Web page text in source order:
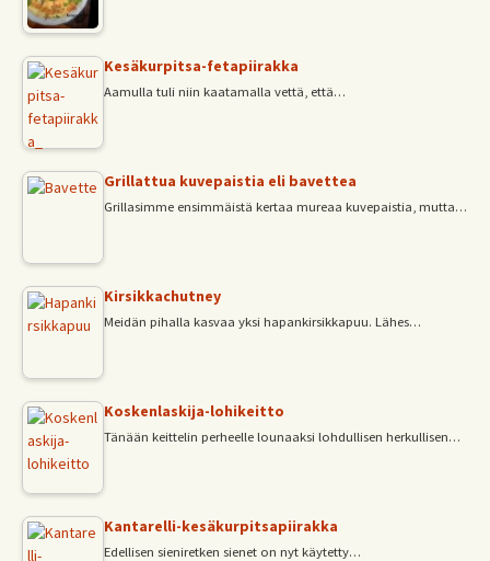
Kesäkurpitsa-fetapiirakka
Aamulla tuli niin kaatamalla vettä, että…
Grillattua kuvepaistia eli bavettea
Grillasimme ensimmäistä kertaa mureaa kuvepaistia, mutta…
Kirsikkachutney
Meidän pihalla kasvaa yksi hapankirsikkapuu. Lähes…
Koskenlaskija-lohikeitto
Tänään keittelin perheelle lounaaksi lohdullisen herkullisen…
Kantarelli-kesäkurpitsapiirakka
Edellisen sieniretken sienet on nyt käytetty…